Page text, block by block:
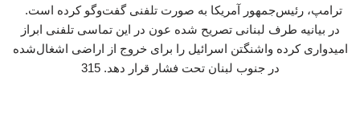
ترامپ، رئیس‌جمهور آمریکا به صورت تلفنی گفت‌وگو کرده است.
در بیانیه طرف لبنانی تصریح شده عون در این تماسی تلفنی ابراز
امیدواری کرده واشنگتن اسرائیل را برای خروج از اراضی اشغال‌شده
در جنوب لبنان تحت فشار قرار دهد. 315